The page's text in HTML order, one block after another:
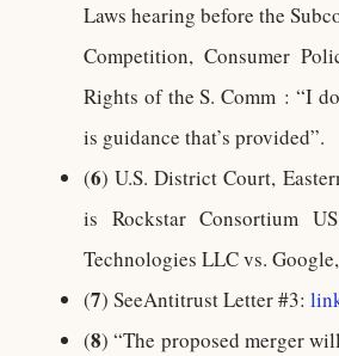
Laws hearing before the
Competition, Consumer
Rights of the S. Comm : “I
is guidance that’s provided”.
(6) U.S. District Court,
is Rockstar Consortium
Technologies LLC vs.
(7) SeeAntitrust Letter #3:
(8) “The proposed merger